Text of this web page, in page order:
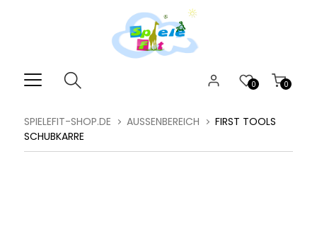
0
0
SPIELEFIT-SHOP.DE AUSSENBEREICH
FIRST TOOLS
SCHUBKARRE